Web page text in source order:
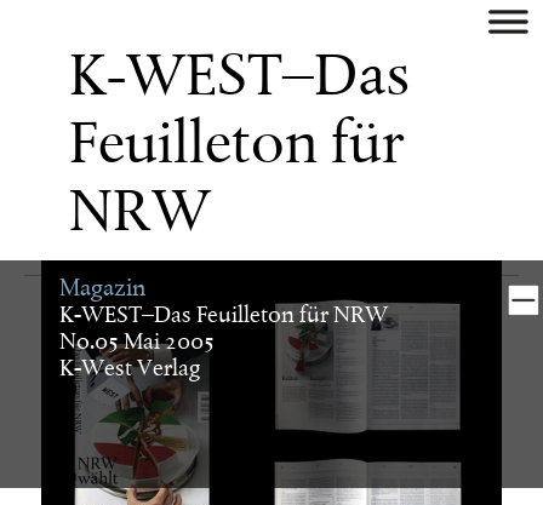
künstler
museum/galerie
verlag
buch
digital
identity
K-WEST–Das
Feuilleton für
NRW
Magazin
K-WEST–Das Feuilleton für NRW
No.05 Mai 2005
K-West Verlag